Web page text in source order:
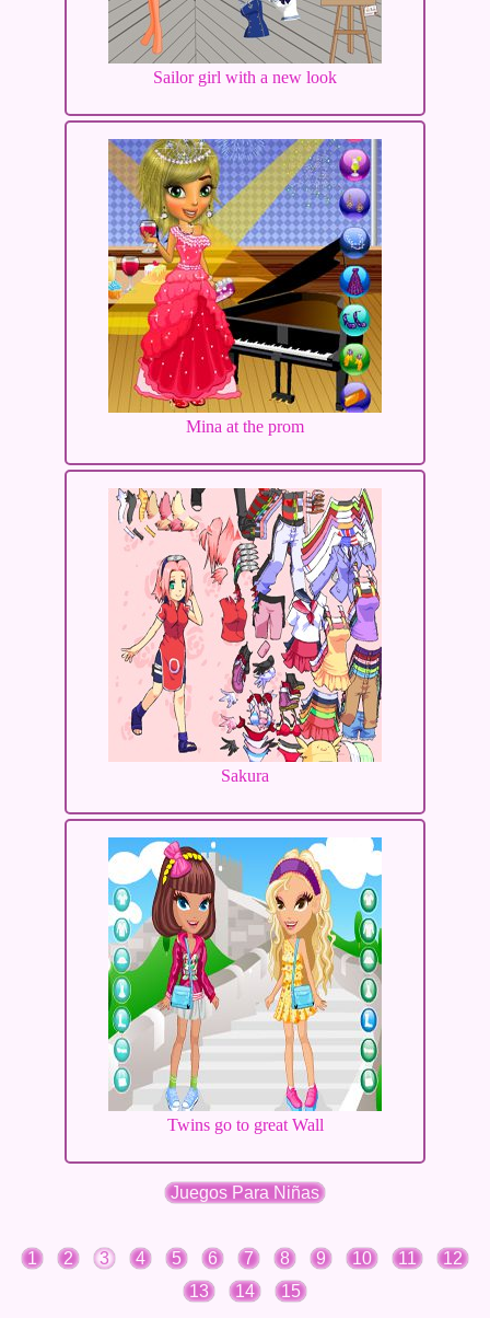
Sailor girl with a new look
Mina at the prom
Sakura
Twins go to great Wall
Juegos Para Niñas
1 2 3 4 5 6 7 8 9 10 11
12
13
14 15